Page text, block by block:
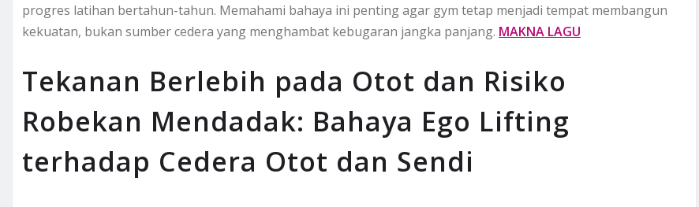
progres latihan bertahun-tahun. Memahami bahaya ini penting agar gym tetap menjadi tempat membangun
kekuatan, bukan sumber cedera yang menghambat kebugaran jangka panjang. MAKNA LAGU
Tekanan Berlebih pada Otot dan Risiko
Robekan Mendadak: Bahaya Ego Lifting
terhadap Cedera Otot dan Sendi